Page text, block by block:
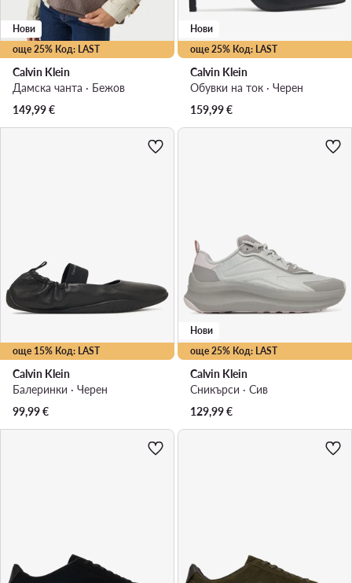
още 25% Код: LAST
Нови
Calvin Klein
Дамска чанта · Бежов
149,99€
още 25% Код: LAST
Нови
Calvin Klein
Обувки на ток · Черен
159,99€
още 15% Код: LAST
Calvin Klein
Балеринки · Черен
99,99€
още 25% Код: LAST
Нови
Calvin Klein
Сникърси · Сив
129,99€